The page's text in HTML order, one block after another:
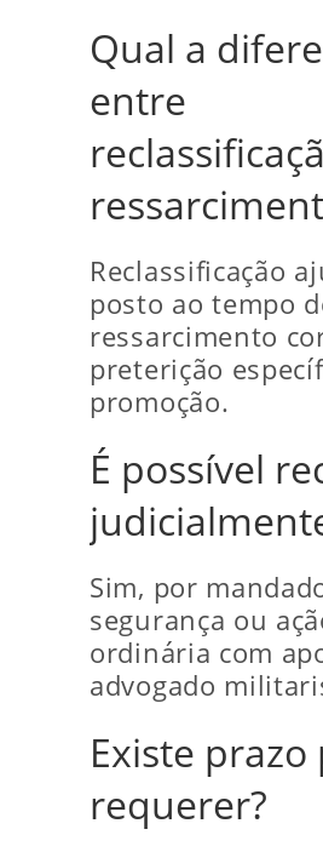
Qual a
entre
Reclassificação
posto ao tempo
ressarcimento
preterição
promoção.
É possível
Sim, por
segurança ou
ordinária com
advogado
Existe prazo
requerer?